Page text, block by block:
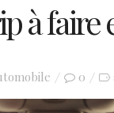
à faire
0